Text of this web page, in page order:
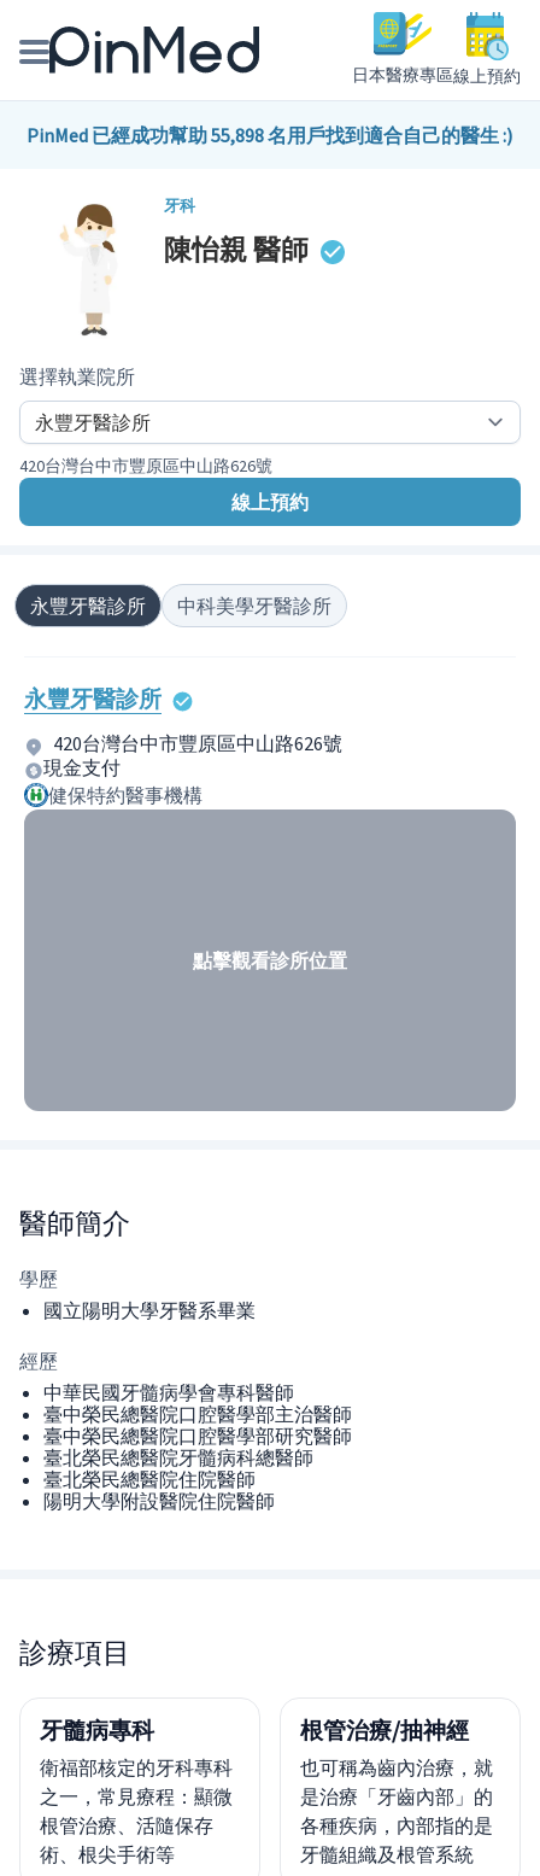
日本醫療專區線上預約
線上預約醫師、院所
健康主題館
PinMed 已經成功幫助 55,898 名用戶找到適合自己的醫生 :)
牙科
陳怡親醫師
選擇執業院所
420台灣台中市豐原區中山路626號
線上預約
永豐牙醫診所 中科美學牙醫診所
永豐牙醫診所
420台灣台中市豐原區中山路626號
現金支付
健保特約醫事機構
點擊觀看診所位置
醫師簡介
學歷
國立陽明大學牙醫系畢業
經歷
中華民國牙髓病學會專科醫師
臺中榮民總醫院口腔醫學部主治醫師
臺中榮民總醫院口腔醫學部研究醫師
臺北榮民總醫院牙髓病科總醫師
臺北榮民總醫院住院醫師
陽明大學附設醫院住院醫師
診療項目
牙髓病專科
衛福部核定的牙科專科
之一，常見療程：顯微
根管治療、活隨保存
術、根尖手術等
根管治療/抽神經
也可稱為齒內治療，就
是治療「牙齒內部」的
各種疾病，內部指的是
牙髓組織及根管系統